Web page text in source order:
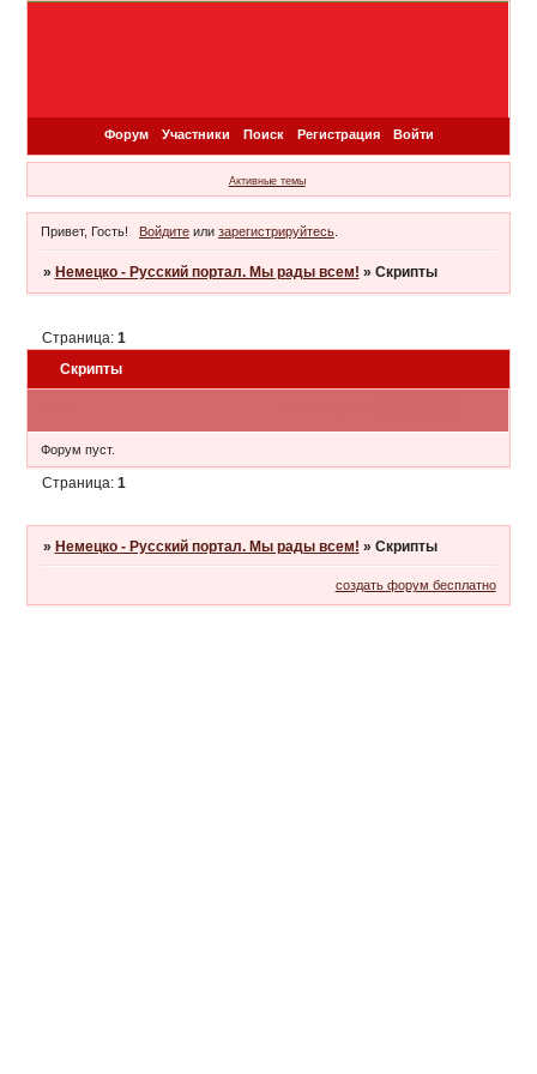
Форум Участники Поиск Регистрация Войти
Активные темы
Привет, Гость! Войдитеили зарегистрируйтесь.
» Немецко - Русский портал. Мы рады всем! » Скрипты
Скрипты
Страница: 1
Форум пуст.
Страница: 1
» Немецко - Русский портал. Мы рады всем! » Скрипты
создать форум бесплатно